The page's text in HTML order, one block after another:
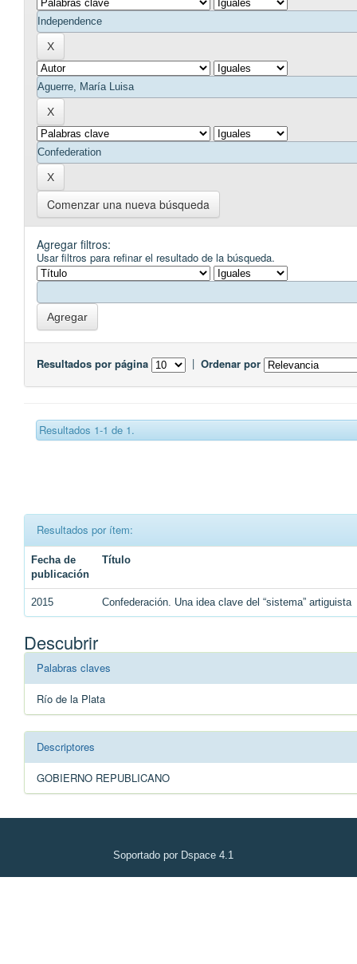
Comenzar una nueva búsqueda
Agregar filtros:
Usar filtros para refinar el resultado de la búsqueda.
Resultados por página | Ordenar por
Resultados 1-1 de 1.
Resultados por ítem:
Fecha de
publicación
Título
2015 Confederación. Una idea clave del “sistema” artiguista
Descubrir
Palabras claves
Río de la Plata
Descriptores
GOBIERNO REPUBLICANO
Soportado por Dspace 4.1